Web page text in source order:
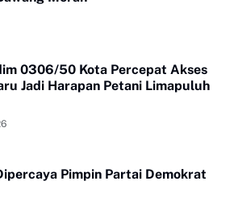
0306/50 Kota Percepat Akses
Jadi Harapan Petani Limapuluh
Pimpin Partai Demokrat